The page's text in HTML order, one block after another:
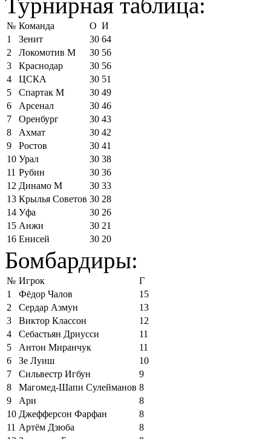
№ Команда О И
1
Зенит 30 64
2
Локомотив М 30 56
3
Краснодар 30 56
4
ЦСКА 30 51
5
Спартак М 30 49
6
Арсенал 30 46
7
Оренбург 30 43
8
Ахмат 30 42
9
Ростов 30 41
10 Урал 30 38
11 Рубин 30 36
12 Динамо М 30 33
13 Крылья Советов 30 28
14 Уфа 30 26
15 Анжи 30 21
16 Енисей 30 20
Бомбардиры:
№ Игрок
Г
1
Фёдор Чалов
15
2
Сердар Азмун
13
3
Виктор Классон
12
4
Себастьян Дриусси
11
5
Антон Миранчук
11
6
Зе Луиш
10
7
Сильвестр Игбун
9
8
Магомед-Шапи Сулейманов 8
9
Ари
8
10 Джефферсон Фарфан
8
11 Артём Дзюба
8